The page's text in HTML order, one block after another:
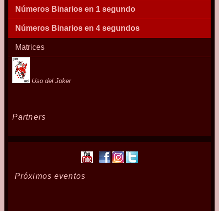
Números Binarios en 1 segundo
Números Binarios en 4 segundos
Matrices
Uso del Joker
Partners
Próximos eventos